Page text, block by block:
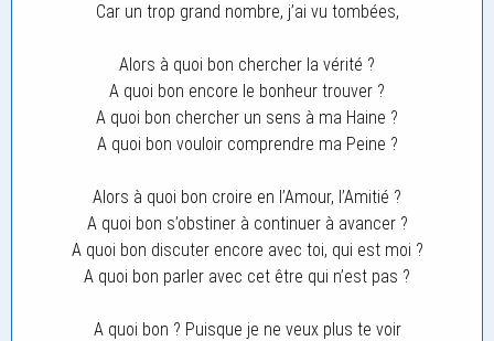
Car un trop grand nombre, j’ai vu tombées,
Alors à quoi bon chercher la vérité ?
A quoi bon encore le bonheur trouver ?
A quoi bon chercher un sens à ma Haine ?
A quoi bon vouloir comprendre ma Peine ?
Alors à quoi bon croire en l’Amour, l’Amitié ?
A quoi bon s’obstiner à continuer à avancer ?
A quoi bon discuter encore avec toi, qui est moi ?
A quoi bon parler avec cet être qui n’est pas ?
A quoi bon ? Puisque je ne veux plus te voir